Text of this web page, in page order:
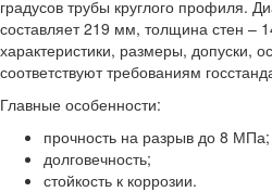
градусов трубы круглого профиля.
составляет 219 мм, толщина стен –
характеристики, размеры, допуски,
соответствуют требованиям
Главные особенности:
прочность на разрыв до 8 МПа;
долговечность;
стойкость к коррозии.